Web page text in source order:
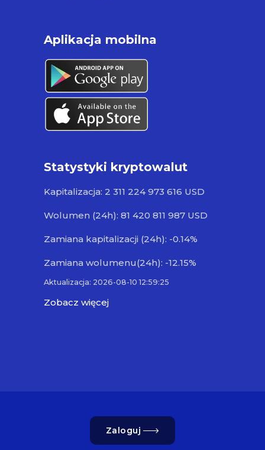
Aplikacja mobilna
Statystyki kryptowalut
Kapitalizacja: 2 311 224 973 616 USD
Wolumen (24h): 81 420 811 987 USD
Zamiana kapitalizacji (24h): -0.14%
Zamiana wolumenu(24h): -12.15%
Aktualizacja: 2026-08-10 12:59:25
Zobacz więcej
Zaloguj